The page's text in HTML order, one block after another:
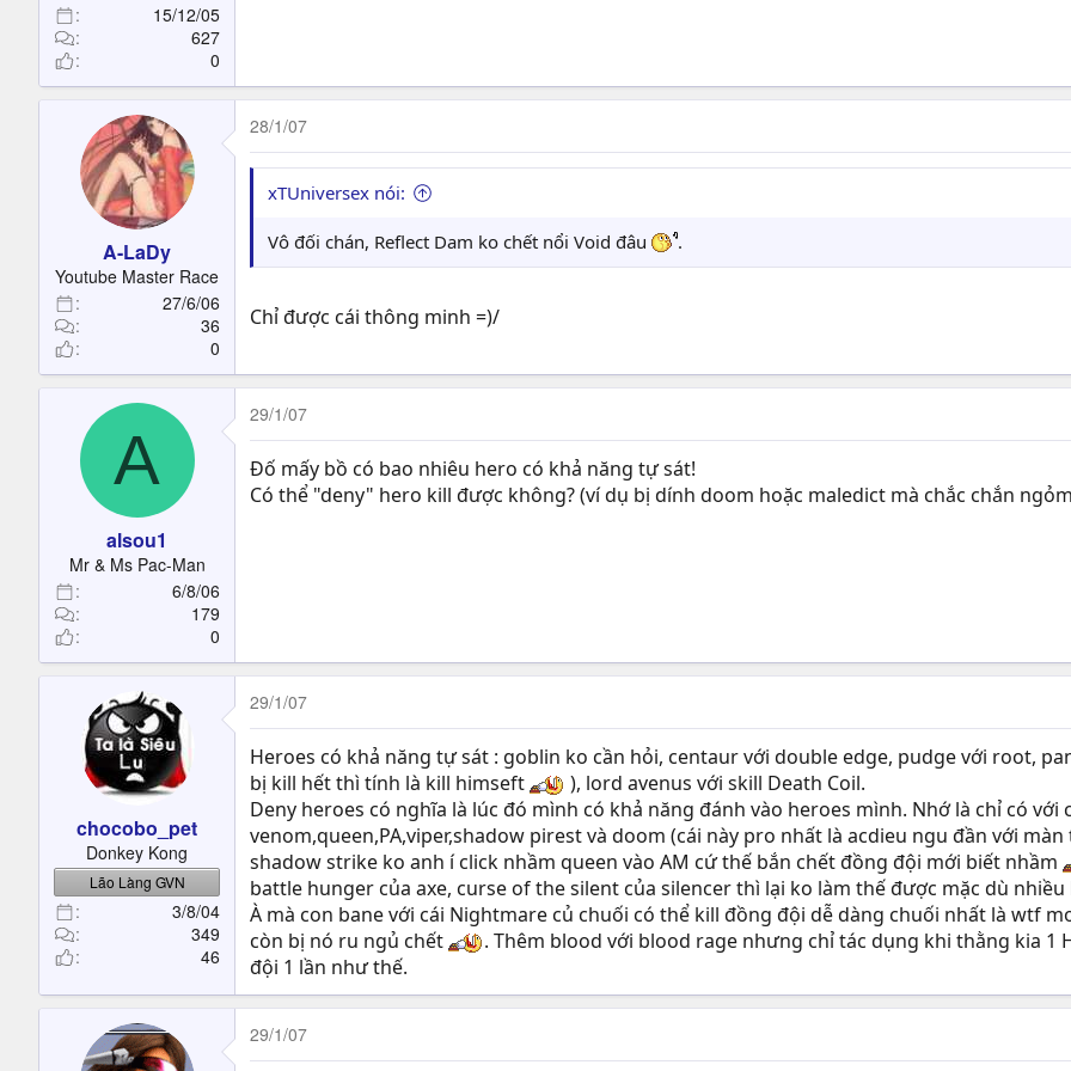
15/12/05
627
0
A-LaDy
Youtube Master Race
27/6/06
36
0
28/1/07
xTUniversex nói:
Vô đối chán, Reflect Dam ko chết nổi Void đâu .
Chỉ được cái thông minh =)/
A
alsou1
Mr & Ms Pac-Man
6/8/06
179
0
29/1/07
Đố mấy bồ có bao nhiêu hero có khả năng tự sát!
Có thể "deny" hero kill được không? (ví dụ bị dính doom hoặc maledict mà chắc chắn
chocobo_pet
Donkey Kong
Lão Làng GVN
3/8/04
349
46
29/1/07
Heroes có khả năng tự sát : goblin ko cần hỏi, centaur với double edge, pudge với root,
bị kill hết thì tính là kill himseft
), lord avenus với skill Death Coil.
Deny heroes có nghĩa là lúc đó mình có khả năng đánh vào heroes mình. Nhớ là chỉ có
venom,queen,PA,viper,shadow pirest và doom (cái này pro nhất là acdieu ngu đần với
shadow strike ko anh í click nhầm queen vào AM cứ thế bắn chết đồng đội mới biết nhầm
battle hunger của axe, curse of the silent của silencer thì lại ko làm thế được mặc dù
À mà con bane với cái Nightmare củ chuối có thể kill đồng đội dễ dàng chuối nhất là wtf
còn bị nó ru ngủ chết
. Thêm blood với blood rage nhưng chỉ tác dụng khi thằng kia 1
đội 1 lần như thế.
29/1/07